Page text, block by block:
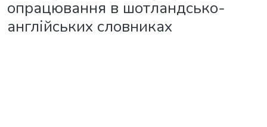
опрацювання в шотландсько-
англійських словниках